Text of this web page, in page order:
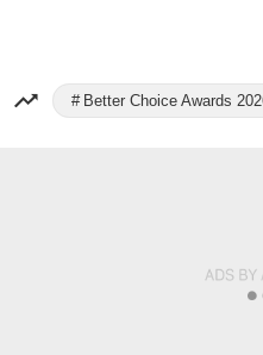
Better Choice Awards